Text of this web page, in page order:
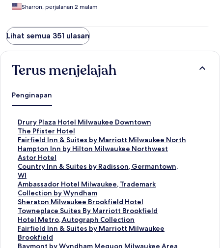
Sharron, perjalanan 2 malam
Lihat semua 351 ulasan
Terus menjelajah
Penginapan
Drury Plaza Hotel Milwaukee Downtown
T
a
u
t
a
n
S
t
a
n
d
a
r
u
n
The Pfister Hotel
T
a
u
t
a
n
S
t
a
n
d
a
r
u
Fairfield Inn & Suites by Marriott Milwaukee North
T
a
u
t
a
n
S
t
a
n
d
a
r
Hampton Inn by Hilton Milwaukee Northwest
T
a
u
t
a
n
S
t
a
n
d
a
Astor Hotel
T
a
u
t
a
n
S
t
a
n
d
Country Inn & Suites by Radisson, Germantown,
WI
T
a
u
t
a
n
S
t
a
n
Ambassador Hotel Milwaukee, Trademark
Collection by Wyndham
T
a
u
t
a
n
S
t
Sheraton Milwaukee Brookfield Hotel
T
a
u
t
a
n
Towneplace Suites By Marriott Brookfield
T
a
u
t
a
Hotel Metro, Autograph Collection
T
a
u
t
Fairfield Inn & Suites by Marriott Milwaukee
Brookfield
T
a
u
Baymont by Wyndham Mequon Milwaukee Area
T